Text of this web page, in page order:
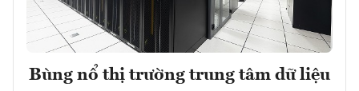
Bùng nổ thị trường trung tâm dữ liệu